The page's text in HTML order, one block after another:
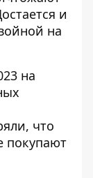
и
на
на
что
покупают